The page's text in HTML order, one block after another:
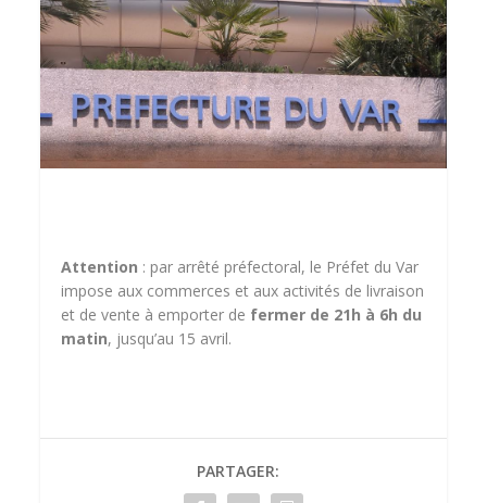
Attention : par arrêté préfectoral, le Préfet du Var
impose aux commerces et aux activités de livraison
et de vente à emporter de fermer de 21h à 6h du
matin, jusqu’au 15 avril.
PARTAGER: